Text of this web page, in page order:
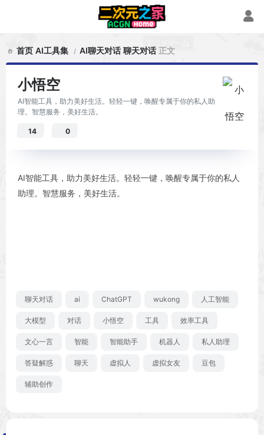
首页 AI工具集 AI聊天对话 聊天对话 正文
小悟空
AI智能工具，助力美好生活。轻轻一键，唤醒专属于你的私人助
理。智慧服务，美好生活。
14 0
AI智能工具，助力美好生活。轻轻一键，唤醒专属于你的私人
助理。智慧服务，美好生活。
聊天对话 ai ChatGPT wukong 人工智能
大模型 对话 小悟空 工具 效率工具
文心一言 智能 智能助手 机器人 私人助理
答疑解惑 聊天 虚拟人 虚拟女友 豆包
辅助创作